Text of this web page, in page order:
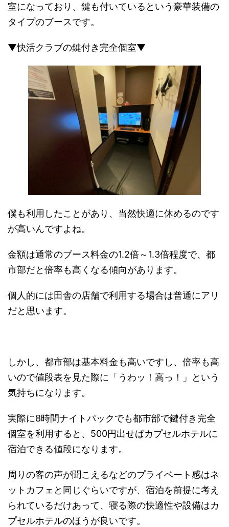
室になっており、鍵も付いているという豪華装備の
タイプのブースです。
▼快活クラブの鍵付き完全個室▼
僕も利用したことがあり、当然快適に休めるのです
が高いんですよね。
金額は通常のブース料金の1.2倍～1.3倍程度で、都
市部だと倍率も高くなる傾向があります。
個人的には田舎の店舗で利用する場合は普通にアリ
だと思います。
しかし、都市部は基本料金も高いですし、倍率も高
いので値段表を見た際に「うわッ！高っ！」という
気持ちになります。
実際に8時間ナイトパックでも都市部で鍵付き完全
個室を利用すると、500円出せばカプセルホテルに
宿泊できる値段になります。
周りの客の声が聞こえるなどのプライベート感はネ
ットカフェと同じぐらいですが、宿泊を前提に考え
られているだけあって、寝る際の快適性や設備はカ
プセルホテルのほうが良いです。